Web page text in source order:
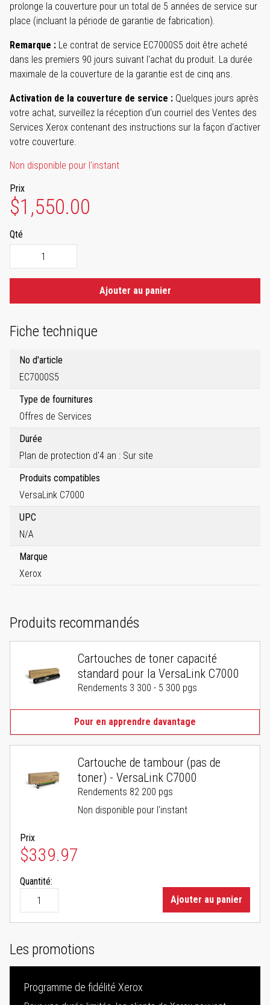
prolonge la couverture pour un total de 5 années de service sur
place (incluant la période de garantie de fabrication).
Remarque : Le contrat de service EC7000S5 doit être acheté
dans les premiers 90 jours suivant l'achat du produit. La durée
maximale de la couverture de la garantie est de cinq ans.
Activation de la couverture de service : Quelques jours après
votre achat, surveillez la réception d'un courriel des Ventes des
Services Xerox contenant des instructions sur la façon d'activer
votre couverture.
Non disponible pour l'instant
Prix
$1,550.00
Qté
Ajouter au panier
Fiche technique
No d'article
EC7000S5
Type de fournitures
Offres de Services
Durée
Plan de protection d'4 an : Sur site
Produits compatibles
VersaLink C7000
UPC
N/A
Marque
Xerox
Produits recommandés
Cartouches de toner capacité
standard pour la VersaLink C7000
Rendements 3 300 - 5 300 pgs
Pour en apprendre davantage
Cartouche de tambour (pas de
toner) - VersaLink C7000
Rendements 82 200 pgs
Non disponible pour l'instant
Prix
$339.97
Quantité:
Ajouter au panier
Les promotions
Programme de fidélité Xerox